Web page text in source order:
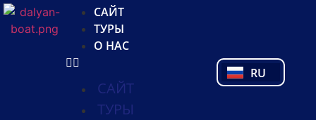
САЙТ
ТУРЫ
О НАС
САЙТ
ТУРЫ
RU
PT
TR